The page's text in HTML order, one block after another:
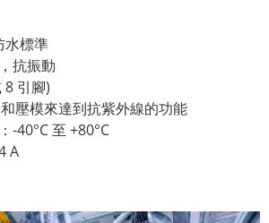
水標準
抗振動
8 引腳)
壓模來達到抗紫外線的功能
-40°C 至 +80°C
A